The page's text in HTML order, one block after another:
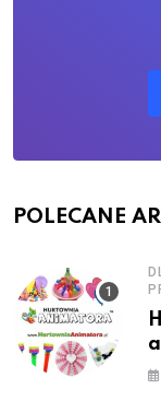
POLECANE